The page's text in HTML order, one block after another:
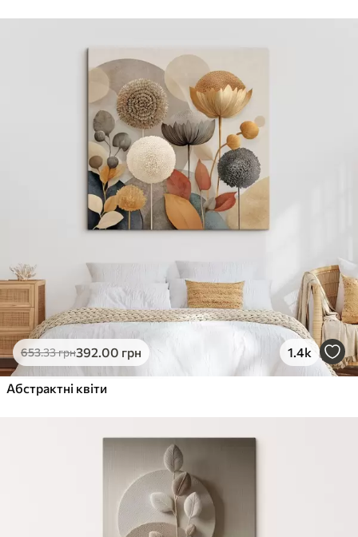
Поверхня з текстурою полотна
Екологічний матеріал
653.33грн392.00 грн 1.4k
Абстрактні квіти